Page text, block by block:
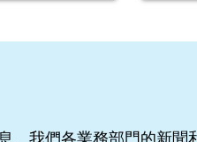
我們各業務部門的新聞